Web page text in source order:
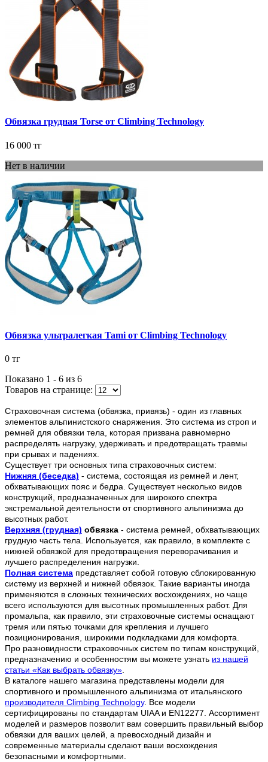
Обвязка грудная Torse от Climbing Technology
16 000 тг
Нет в наличии
Обвязка ультралегкая Tami от Climbing Technology
0 тг
Показано 1 - 6 из 6
Товаров на странице:
Страховочная система (обвязка, привязь) - один из главных
элементов альпинистского снаряжения. Это система из строп и
ремней для обвязки тела, которая призвана равномерно
распределять нагрузку, удерживать и предотвращать травмы
при срывах и падениях.
Существует три основных типа страховочных систем:
Нижняя (беседка) - система, состоящая из ремней и лент,
обхватывающих пояс и бедра. Существует несколько видов
конструкций, предназначенных для широкого спектра
экстремальной деятельности от спортивного альпинизма до
высотных работ.
Верхняя (грудная) обвязка - система ремней, обхватывающих
грудную часть тела. Используется, как правило, в комплекте с
нижней обвязкой для предотвращения переворачивания и
лучшего распределения нагрузки.
Полная система представляет собой готовую сблокированную
систему из верхней и нижней обвязок. Такие варианты иногда
применяются в сложных технических восхождениях, но чаще
всего используются для высотных промышленных работ. Для
промальпа, как правило, эти страховочные системы оснащают
тремя или пятью точками для крепления и лучшего
позиционирования, широкими подкладками для комфорта.
Про разновидности страховочных систем по типам конструкций,
предназначению и особенностям вы можете узнать из нашей
статьи «Как выбрать обвязку»
В каталоге нашего магазина представлены модели для
спортивного и промышленного альпинизма от итальянского
производителя Climbing Technology. Все модели
сертифицированы по стандартам UIAA и EN12277. Ассортимент
моделей и размеров позволит вам совершить правильный выбор
обвязки для ваших целей, а превосходный дизайн и
современные материалы сделают ваши восхождения
безопасными и комфортными.